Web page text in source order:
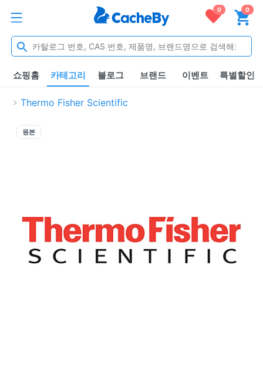
0 0
쇼핑홈 카테고리 블로그 브랜드 이벤트 특별할인
Thermo Fisher Scientific
원본